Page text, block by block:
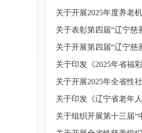
关于开展2025年度养老
关于表彰第四届“辽宁慈
关于开展第四届“辽宁慈
关于印发《2025年省福
关于开展2025年全省性
关于印发《辽宁省老年
关于组织开展第十三届“